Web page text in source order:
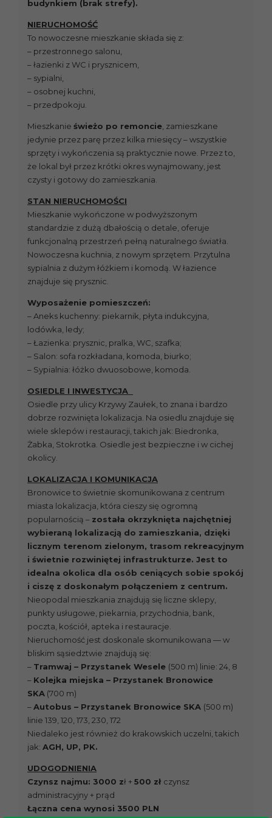
budynkiem (brak strefy).
NIERUCHOMOŚĆ
To nowoczesne mieszkanie składa się z:
– przestronnego salonu,
– łazienki z WC i prysznicem,
– sypialni,
– osobnej kuchni,
– przedpokoju.
Mieszkanie świeżo po remoncie , zamieszkane
jedynie przez parę przez kilka miesięcy – wszystkie
sprzęty i wykończenia są praktycznie nowe. Przez to,
że lokal był przez krótki okres wynajmowany, jest
czysty i gotowy do zamieszkania.
STAN NIERUCHOMOŚCI
Mieszkanie wykończone w podwyższonym
standardzie z dużą dbałością o detale, oferuje
funkcjonalną przestrzeń pełną naturalnego światła.
Nowoczesna kuchnia, z nowym sprzętem. Przytulna
sypialnia z dużym łóżkiem i komodą. W łazience
znajduje się prysznic.
Wyposażenie pomieszczeń:
– Aneks kuchenny: piekarnik, płyta indukcyjna,
lodówka, ledy;
– Łazienka: prysznic, pralka, WC, szafka;
– Salon: sofa rozkładana, komoda, biurko;
– Sypialnia: łóżko dwuosobowe, komoda.
OSIEDLE I INWESTYCJA
Osiedle przy ulicy Krzywy Zaułek, to znana i bardzo
dobrze rozwinięta lokalizacja. Na osiedlu znajduje się
wiele sklepów i restauracji, takich jak: Biedronka,
Żabka, Stokrotka. Osiedle jest bezpieczne i w cichej
okolicy.
LOKALIZACJA I KOMUNIKACJA
Bronowice to świetnie skomunikowana z centrum
miasta lokalizacja, która cieszy się ogromną
popularnością – została okrzyknięta najchętniej
wybieraną lokalizacją do zamieszkania, dzięki
licznym terenom zielonym, trasom rekreacyjnym
i świetnie rozwiniętej infrastrukturze. Jest to
idealna okolica dla osób ceniących sobie spokój
i ciszę z doskonałym połączeniem z centrum.
Nieopodal mieszkania znajdują się liczne sklepy,
punkty usługowe, piekarnia, przychodnia, bank,
poczta, kościół, apteka i restauracje.
Nieruchomość jest doskonale skomunikowana — w
bliskim sąsiedztwie znajdują się:
– Tramwaj – Przystanek Wesele (500 m) linie: 24, 8
– Kolejka miejska – Przystanek Bronowice
SKA (700 m)
–Autobus – Przystanek Bronowice SKA (500 m)
linie 139, 120, 173, 230, 172
Niedaleko jest również do krakowskich uczelni, takich
jak: AGH, UP, PK.
UDOGODNIENIA
Czynsz najmu: 3000 zł +500 zł czynsz
administracyjny + prąd
Łączna cena wynosi 3500 PLN